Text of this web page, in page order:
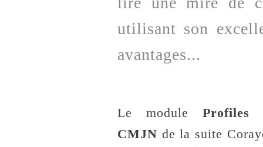
utilisant son
avantages...
Le module Profiles
CMJN de la suite